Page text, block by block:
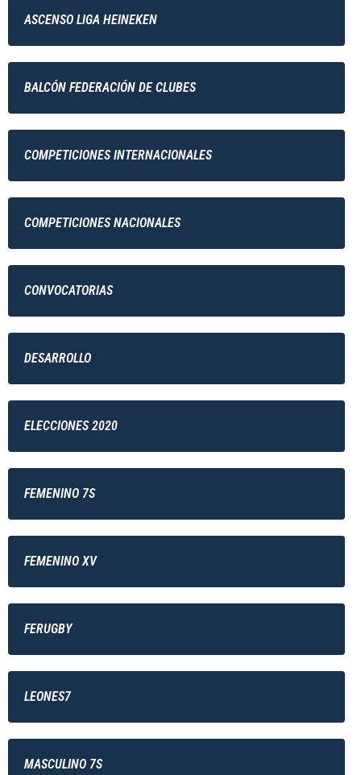
ASCENSO LIGA HEINEKEN
BALCÓN FEDERACIÓN DE CLUBES
COMPETICIONES INTERNACIONALES
COMPETICIONES NACIONALES
CONVOCATORIAS
DESARROLLO
ELECCIONES 2020
FEMENINO 7S
FEMENINO XV
FERUGBY
LEONES7
MASCULINO 7S